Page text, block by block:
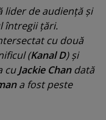
lider de audienţă şi
întregii ţări.
cu două
(Kanal D) şi
cuJackie Chandată
a fost peste